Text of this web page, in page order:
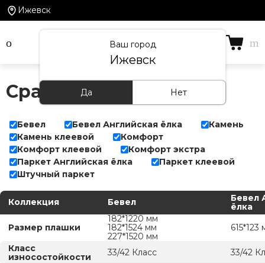
Ижевск
Ваш город
Ижевск
Да Нет
Сравнение коллекций
Бевел Бевел Английская ёлка
Камень
Камень клеевой
Комфорт
Комфорт клеевой
Комфорт экстра
Паркет Английская ёлка
Паркет клеевой
Штучный паркет
Коллекция Бевел
Бевел
ёлка
Размер плашки
182*1220 мм
182*1524 мм
227*1520 мм
615*123
Класс
износостойкости
33/42 Класс 33/42